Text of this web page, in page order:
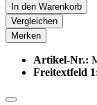
In den Warenkorb
Vergleichen
Merken
Artikel-Nr.:
Freitextfeld